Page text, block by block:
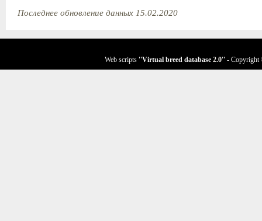
Последнее обновление данных 15.02.2020
Web scripts ''Virtual breed database 2.0'' - Copyright